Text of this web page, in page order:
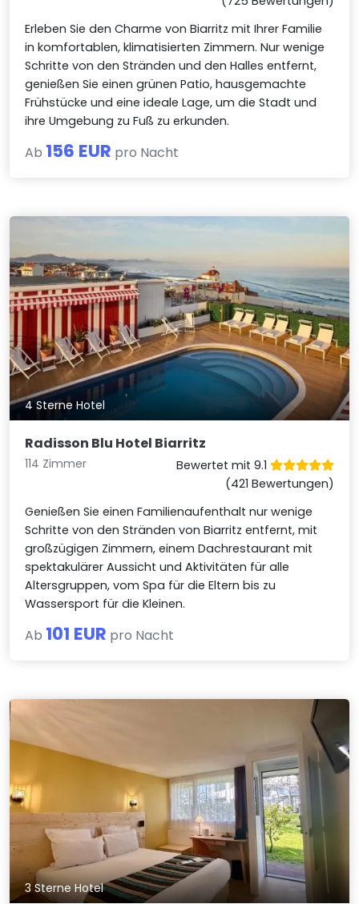
Erleben Sie den Charme von Biarritz mit Ihrer Familie
in komfortablen, klimatisierten Zimmern. Nur wenige
Schritte von den Stränden und den Halles entfernt,
genießen Sie einen grünen Patio, hausgemachte
Frühstücke und eine ideale Lage, um die Stadt und
ihre Umgebung zu Fuß zu erkunden.
Ab 156 EUR pro Nacht
4 Sterne Hotel
Radisson Blu Hotel Biarritz
114 Zimmer
Bewertet mit 9.1
(421 Bewertungen)
Genießen Sie einen Familienaufenthalt nur wenige
Schritte von den Stränden von Biarritz entfernt, mit
großzügigen Zimmern, einem Dachrestaurant mit
spektakulärer Aussicht und Aktivitäten für alle
Altersgruppen, vom Spa für die Eltern bis zu
Wassersport für die Kleinen.
Ab 101 EUR pro Nacht
3 Sterne Hotel